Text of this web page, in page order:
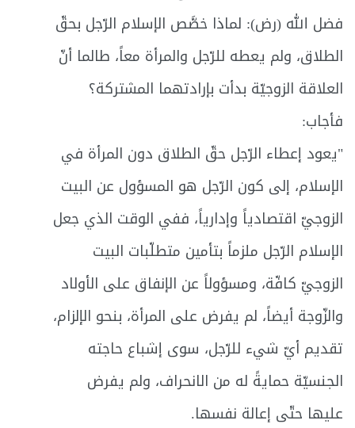
فضل الله (رض): لماذا خصَّص الإسلام الرّجل بحقّ
الطلاق، ولم يعطه للرّجل والمرأة معاً، طالما أنّ
العلاقة الزوجيّة بدأت بإرادتهما المشتركة؟
فأجاب:
"يعود إعطاء الرّجل حقّ الطلاق دون المرأة في
الإسلام، إلى كون الرّجل هو المسؤول عن البيت
الزوجيّ اقتصادياً وإدارياً، ففي الوقت الذي جعل
الإسلام الرّجل ملزماً بتأمين متطلّبات البيت
الزوجيّ كافّة، ومسؤولاً عن الإنفاق على الأولاد
والزّوجة أيضاً، لم يفرض على المرأة، بنحو الإلزام،
تقديم أيّ شيء للرّجل، سوى إشباع حاجته
الجنسيّة حمايةً له من الانحراف، ولم يفرض
عليها حتّى إعالة نفسها.